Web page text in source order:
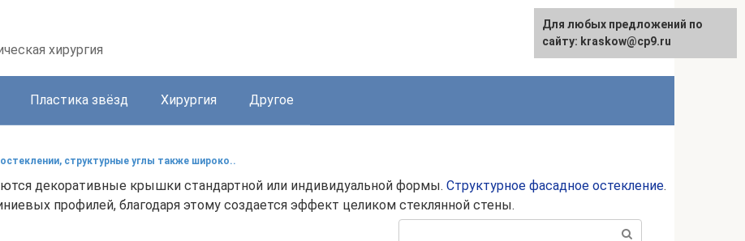
хирургия
Пластика звёзд Хирургия Другое
структурные углы также широко..
декоративные крышки стандартной или индивидуальной формы. Структурное фасадное остекление.
профилей, благодаря этому создается эффект целиком стеклянной стены.
Для любых предложений по
сайту: kraskow@cp9.ru